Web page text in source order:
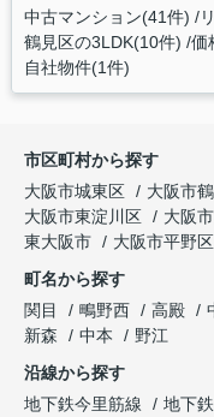
中古マンション(41件)
鶴見区の3LDK(10件) 価
自社物件(1件)
市区町村から探す
大阪市城東区
大阪市
大阪市東淀川区
大阪
東大阪市
大阪市平野区
町名から探す
関目
鴫野西 高殿
新森
中本
野江
沿線から探す
地下鉄今里筋線
地下